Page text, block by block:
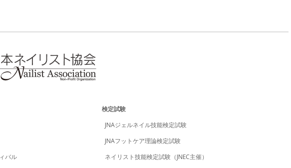
バル
検定試験
JNAジェルネイル技能検定試験
JNAフットケア理論検定試験
ネイリスト技能検定試験（JNEC主催）